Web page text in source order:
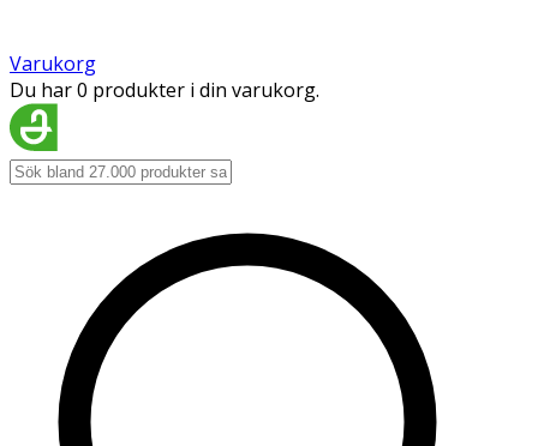
Varukorg
Du har 0 produkter i din varukorg.